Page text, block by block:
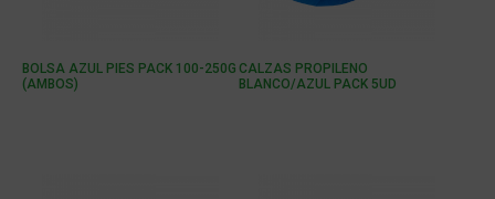
BOLSA AZUL PIES PACK 100-250G
(AMBOS)
CALZAS PROPILENO
BLANCO/AZUL PACK 5UD